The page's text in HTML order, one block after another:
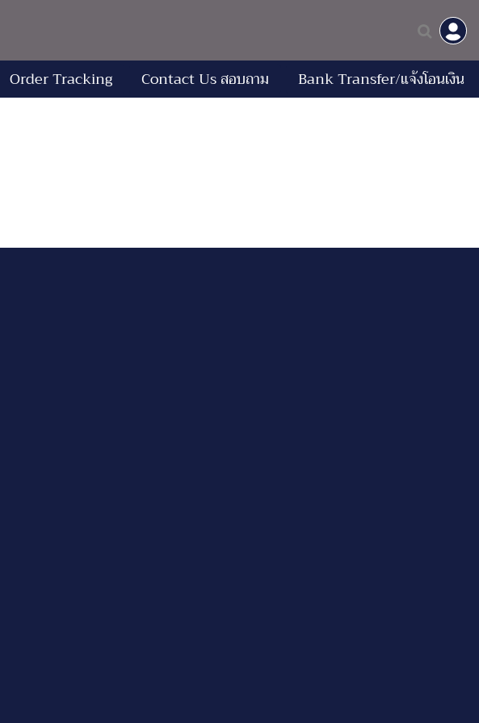
Order Tracking Contact Us สอบถาม Bank Transfer/แจ้งโอนเงิน